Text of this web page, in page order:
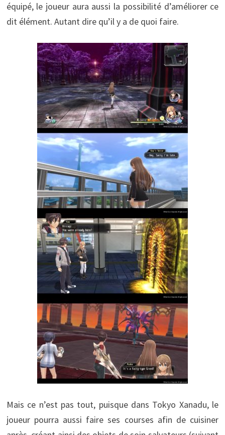
équipé, le joueur aura aussi la possibilité d’améliorer ce
dit élément. Autant dire qu’il y a de quoi faire.
Mais ce n’est pas tout, puisque dans Tokyo Xanadu, le
joueur pourra aussi faire ses courses afin de cuisiner